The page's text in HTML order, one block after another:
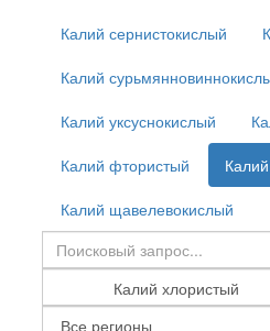
Калий сернистокислый
Калий
Калий уксуснокислый
Калий фтористый
Калий щавелевокислый